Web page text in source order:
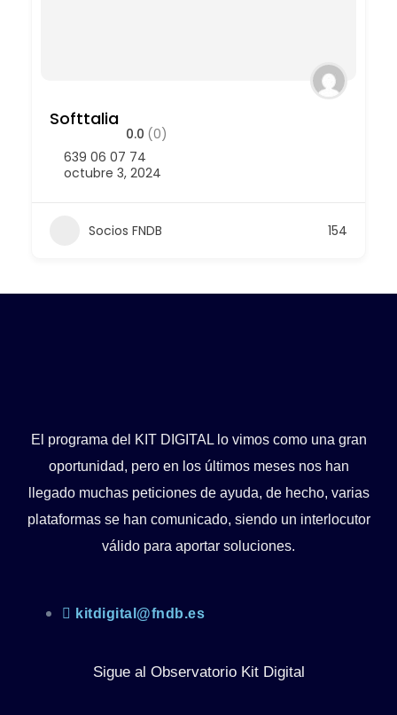
Softtalia
0.0 (0)
639 06 07 74
octubre 3, 2024
Socios FNDB 154
El programa del KIT DIGITAL lo vimos como una gran
oportunidad, pero en los últimos meses nos han
llegado muchas peticiones de ayuda, de hecho, varias
plataformas se han comunicado, siendo un interlocutor
válido para aportar soluciones.
kitdigital@fndb.es
Sigue al Observatorio Kit Digital